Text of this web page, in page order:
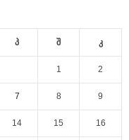
პ შ კ
1 2
7 8 9
14 15 16